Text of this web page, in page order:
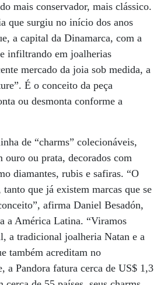
mais conservador, mais clássico.
que surgiu no início dos anos
a capital da Dinamarca, com a
infiltrando em joalherias
mercado da joia sob medida, a
É o conceito da peça
ou desmonta conforme a
de “charms” colecionáveis,
ouro ou prata, decorados com
diamantes, rubis e safiras. “O
que já existem marcas que se
afirma Daniel Besadón,
a América Latina. “Viramos
a tradicional joalheria Natan e a
também acreditam no
a Pandora fatura cerca de US$ 1,3